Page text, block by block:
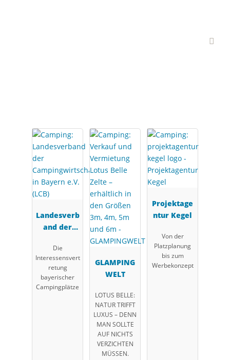
Landesverb
and der
tschaft in
Bayern e.V.
(LCB)
Die
Interessensvert
retung
bayerischer
Campingplätze
GLAMPING
WELT
LOTUS BELLE:
NATUR TRIFFT
LUXUS – DENN
MAN SOLLTE
AUF NICHTS
VERZICHTEN
MÜSSEN.
Projektage
ntur Kegel
Von der
Platzplanung
bis zum
Werbekonzept